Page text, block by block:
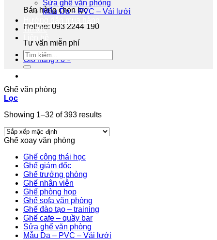
Bán hàng chọn lọc
Hotline: 093 2244 190
Tư vấn miễn phí
Giỏ hàng /0₫
Sửa ghế văn phòng
Mẫu Da – PVC – Vải lưới
Tin tức
Liên hệ
Ghế văn phòng
Lọc
Showing 1–32 of 393 results
Ghế xoay văn phòng
Ghế công thái học
Ghế giám đốc
Ghế trưởng phòng
Ghế nhân viên
Ghế phòng họp
Ghế sofa văn phòng
Ghế đào tạo – training
Ghế cafe – quầy bar
Sửa ghế văn phòng
Mẫu Da – PVC – Vải lưới